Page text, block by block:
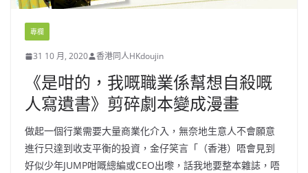
專欄
31 10 月, 2020 香港同人HKdoujin
《是咁的，我嘅職業係幫想自殺嘅
人寫遺書》剪碎劇本變成漫畫
做起一個行業需要大量商業化介入，無奈地生意人不會願意
進行只達到收支平衡的投資，金仔笑言「（香港）唔會見到
好似少年JUMP咁嘅總編或CEO出嚟，話我地要整本雜誌，唔